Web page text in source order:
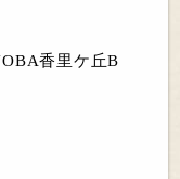
香里ケ丘B